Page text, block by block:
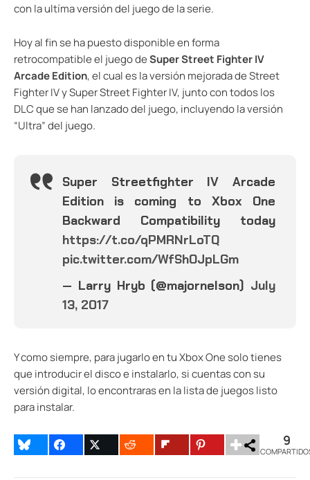
con la ultíma versión del juego de la serie.
Hoy al fin se ha puesto disponible en forma
retrocompatible el juego deSuper Street Fighter IV
Arcade Edition, el cual es la versión mejorada de Street
Fighter IV y Super Street Fighter IV, junto con todos los
DLC que se han lanzado del juego, incluyendo la versión
“Ultra” del juego.
Super Streetfighter IV Arcade
Edition is coming to Xbox One
Backward Compatibility today
https://t.co/qPMRNrLoTQ
pic.twitter.com/WfShOJpLGm
— Larry Hryb (@majornelson) July
13, 2017
Y como siempre, para jugarlo en tu Xbox One solo tienes
que introducir el disco e instalarlo, si cuentas con su
versión digital, lo encontraras en la lista de juegos listo
para instalar.
9